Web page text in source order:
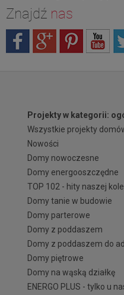
Znajdź nas
Projekty w kategorii:
Wszystkie projekty
Nowości
Domy nowoczesne
Domy energooszczędne
TOP 102 - hity naszej
Domy tanie w budowie
Domy parterowe
Domy z poddaszem
Domy z poddaszem do
Domy piętrowe
Domy na wąską działkę
ENERGO PLUS - tylko u